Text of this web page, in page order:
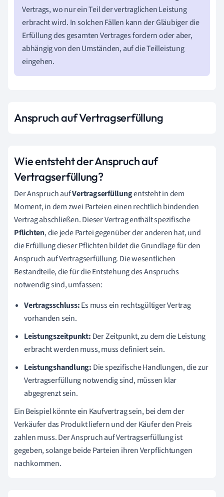
Vertrags, wo nur ein Teil der vertraglichen Leistung
erbracht wird. In solchen Fällen kann der Gläubiger die
Erfüllung des gesamten Vertrages fordern oder aber,
abhängig von den Umständen, auf die Teilleistung
eingehen.
Anspruch auf Vertragserfüllung
Wie entsteht der Anspruch auf
Vertragserfüllung?
Der Anspruch aufVertragserfüllungentsteht in dem
Moment, in dem zwei Parteien einen rechtlich bindenden
Vertrag abschließen. Dieser Vertrag enthält spezifische
Pflichten, die jede Partei gegenüber der anderen hat, und
die Erfüllung dieser Pflichten bildet die Grundlage für den
Anspruch auf Vertragserfüllung. Die wesentlichen
Bestandteile, die für die Entstehung des Anspruchs
notwendig sind, umfassen:
Vertragsschluss:Es muss ein rechtsgültiger Vertrag
vorhanden sein.
Leistungszeitpunkt: Der Zeitpunkt, zu dem die Leistung
erbracht werden muss, muss definiert sein.
Leistungshandlung: Die spezifische Handlungen, die zur
Vertragserfüllung notwendig sind, müssen klar
abgegrenzt sein.
Ein Beispiel könnte ein Kaufvertrag sein, bei dem der
Verkäufer das Produkt liefern und der Käufer den Preis
zahlen muss. Der Anspruch auf Vertragserfüllung ist
gegeben, solange beide Parteien ihren Verpflichtungen
nachkommen.